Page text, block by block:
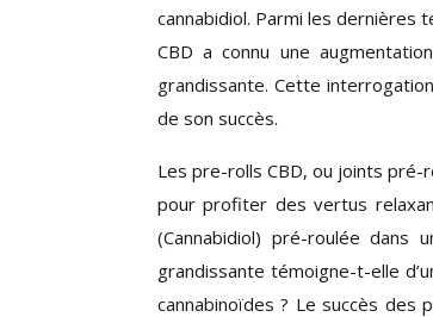
cannabidiol. Parmi les dernières
CBD a connu une
grandissante. Cette
de son succès.
Les pre-rolls CBD, ou joints
pour profiter des vertus
(Cannabidiol) pré-roulée
grandissante témoigne-t-elle
cannabinoïdes ? Le succès des